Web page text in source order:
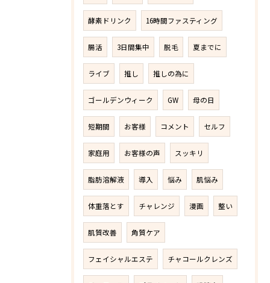
酵素ドリンク 16時間ファスティング
腸活 3日間集中 脱毛 夏までに
ライブ 推し 推しの為に
ゴールデンウィーク GW 母の日
短期間 お客様 コメント セルフ
家庭用 お客様の声 スッキリ
脂肪溶解液 導入 悩み 肌悩み
体重落とす チャレンジ 漫画 整い
肌質改善 角質ケア
フェイシャルエステ チャコールクレンズ